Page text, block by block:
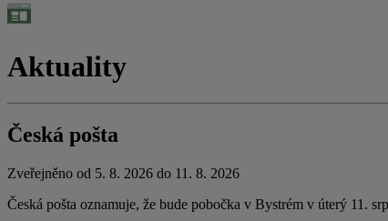
Aktuality
Česká pošta
Zveřejněno od 5. 8. 2026 do 11. 8. 2026
Česká pošta oznamuje, že bude pobočka v Bystrém v úterý 11.